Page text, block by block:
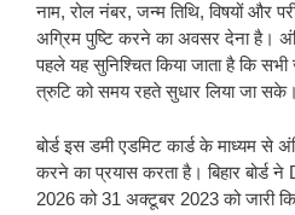
नाम, रोल नंबर, जन्म तिथि, विषयों और
अग्रिम पुष्टि करने का अवसर देना है।
पहले यह सुनिश्चित किया जाता है कि सभी
त्रुटि को समय रहते सुधार लिया जा सके।
बोर्ड इस डमी एडमिट कार्ड के माध्यम से
करने का प्रयास करता है। बिहार
2026 को 31 अक्टूबर 2023 को जारी